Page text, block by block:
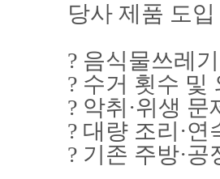
당사 제품 도
? 음식물쓰레
? 수거 횟수 및
? 악취 ·위생 문
? 대량 조리 ·연
? 기존 주방·공